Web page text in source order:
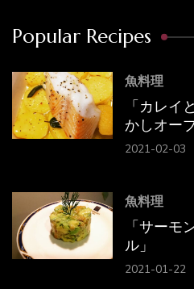
Popular Recipes
魚料理
「カレイ
かしオー
2021-02-03
魚料理
「サーモ
ル」
2021-01-22